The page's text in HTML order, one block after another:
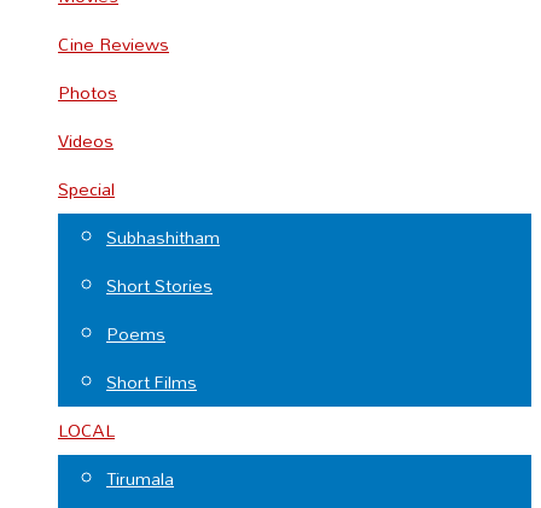
Cine Reviews
Photos
Videos
Special
Subhashitham
Short Stories
Poems
Short Films
LOCAL
Tirumala